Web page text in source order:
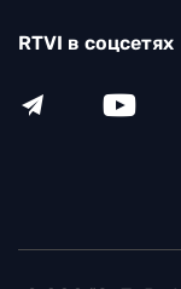
RTVI в соцсетях